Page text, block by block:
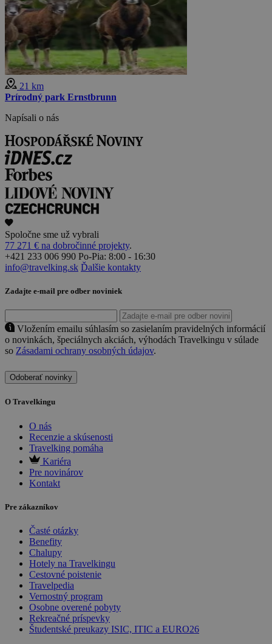
21 km
Prírodný park Ernstbrunn
Napísali o nás
Spoločne sme už vybrali
77 271 € na dobročinné projekty.
+421 233 006 990 Po-Pia: 8:00 - 16:30
info@travelking.sk Ďalšie kontakty
Zadajte e-mail pre odber noviniek
Vložením emailu súhlasím so zasielaním pravidelných informácií
o novinkách, špeciálnych akciách, výhodách Travelkingu v súlade
so Zásadami ochrany osobných údajov.
Odoberať novinky
O Travelkingu
O nás
Recenzie a skúsenosti
Travelking pomáha
Kariéra
Pre novinárov
Kontakt
Pre zákazníkov
Časté otázky
Benefity
Chalupy
Hotely na Travelkingu
Cestovné poistenie
Travelpedia
Vernostný program
Osobne overené pobyty
Rekreačné príspevky
Študentské preukazy ISIC, ITIC a EURO26